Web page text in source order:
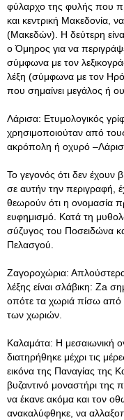
φύλαρχο της φυλής που
και κεντρική Μακεδονία,
(Μακεδών). Η δεύτερη
ο Όμηρος για να
σύμφωνα με τον
λέξη (σύμφωνα με τον
που σημαίνει μεγάλος ή
Λάρισα: Ετυμολογικός
χρησιμοποιούταν από
ακρόπολη ή οχυρό
Το γεγονός ότι δεν έχουν
σε αυτήν την περιγραφή,
θεωρούν ότι η ονομασία
ευφημισμό. Κατά τη
σύζυγος του Ποσειδώνα
Πελασγού.
Ζαγοροχώρια:
λέξης είναι σλάβικη: Za
οπότε τα χωριά πίσω από
των χωριών.
Καλαμάτα: Η μεσαιωνική
διατηρήθηκε μέχρι τις
εικόνα της Παναγίας της
βυζαντινό μοναστήρι της
να έκανε ακόμα και τον
ανακαλύφθηκε, να